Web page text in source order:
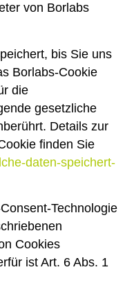
von Borlabs
bis Sie uns
Borlabs-Cookie
die
gesetzliche
Details zur
finden Sie
daten-speichert-
Technologie
Cookies
ist Art. 6 Abs. 1